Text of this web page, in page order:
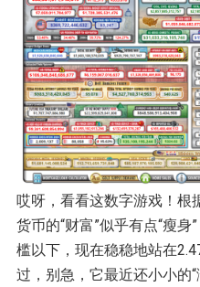
哎呀，看看这数字游戏！根
货币的“财富”似乎有点“瘦
槛以下，现在稳稳地站在
过，别急，它最近还小小的